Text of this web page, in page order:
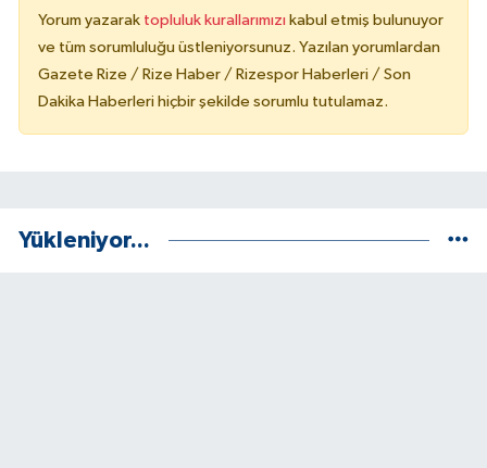
Yorum yazarak topluluk kurallarımızı kabul etmiş bulunuyor
ve tüm sorumluluğu üstleniyorsunuz. Yazılan yorumlardan
Gazete Rize / Rize Haber / Rizespor Haberleri / Son
Dakika Haberleri hiçbir şekilde sorumlu tutulamaz.
Yükleniyor...